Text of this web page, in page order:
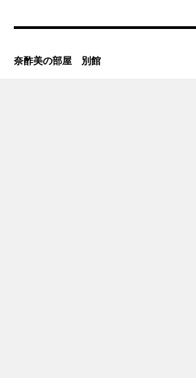
奈酢美の部屋 別館